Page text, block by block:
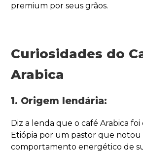
premium por seus grãos.
Curiosidades do
Arabica
1. Origem lendária:
Diz a lenda que o café Arabica
Etiópia por um pastor que notou
comportamento energético de